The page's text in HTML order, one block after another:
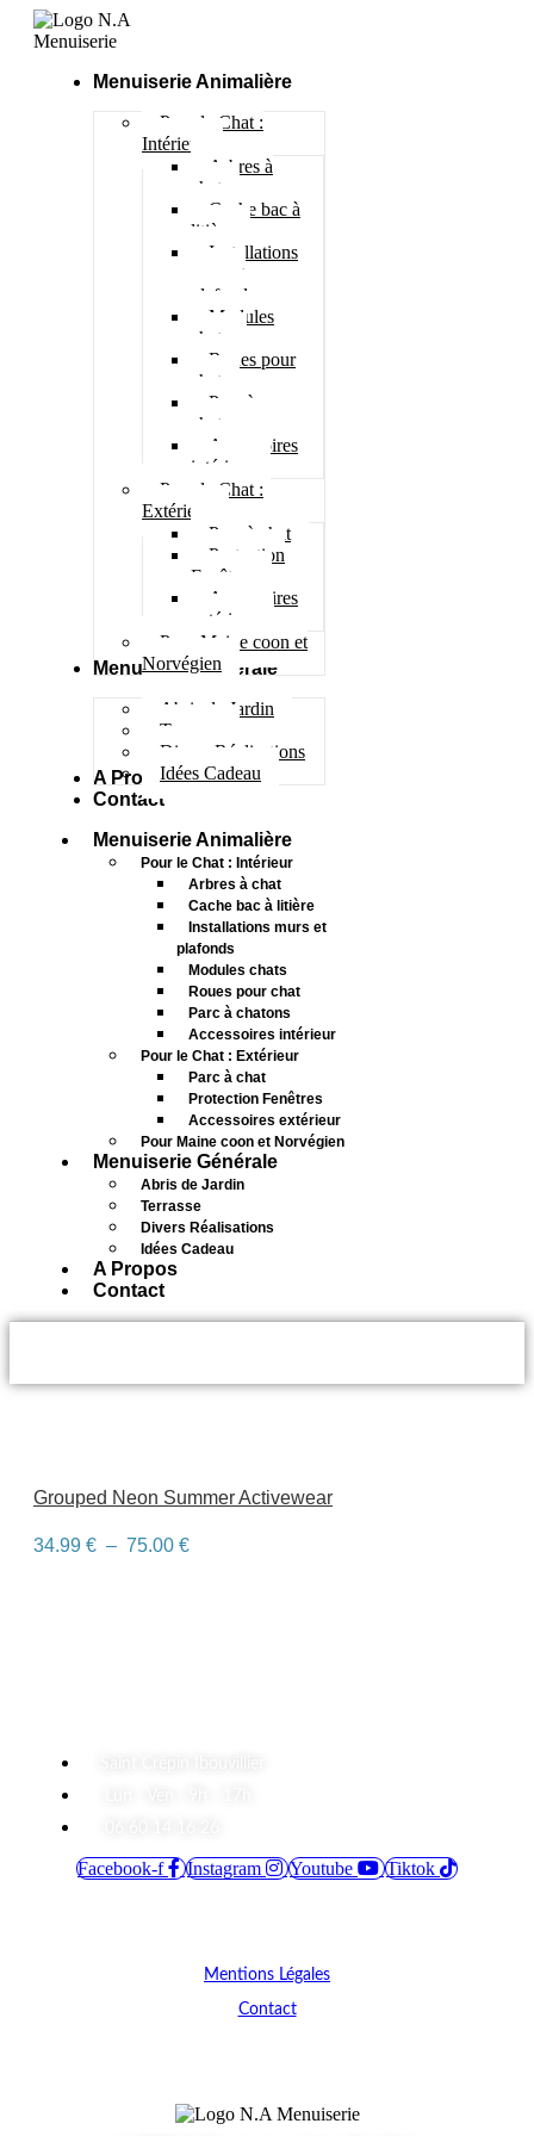
Menuiserie Animalière
Pour le Chat :
Intérieur
Arbres à
chat
Cache bac à
litière
Installations
murs et
plafonds
Modules
chats
Roues pour
chat
Parc à
chatons
Accessoires
intérieur
Pour le Chat :
Extérieur
Parc à chat
Protection
Fenêtres
Accessoires
extérieur
Pour Maine coon et
Norvégien
Menuiserie Générale
Abris de Jardin
Terrasse
Divers Réalisations
Idées Cadeau
A Propos
Contact
Menuiserie Animalière
Pour le Chat : Intérieur
Arbres à chat
Cache bac à litière
Installations murs et
plafonds
Modules chats
Roues pour chat
Parc à chatons
Accessoires intérieur
Pour le Chat : Extérieur
Parc à chat
Protection Fenêtres
Accessoires extérieur
Pour Maine coon et Norvégien
Menuiserie Générale
Abris de Jardin
Terrasse
Divers Réalisations
Idées Cadeau
A Propos
Contact
Grouped Neon Summer Activewear
34.99 € – 75.00 €Plage
Facebook-f Instagram Youtube Tiktok
Mentions Légales
Contact